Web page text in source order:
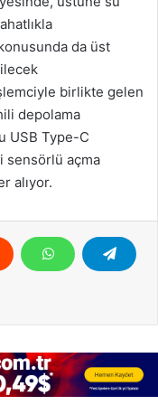
da üst
birlikte gelen
depolama
USB Type-C
sensörlü açma
alıyor.